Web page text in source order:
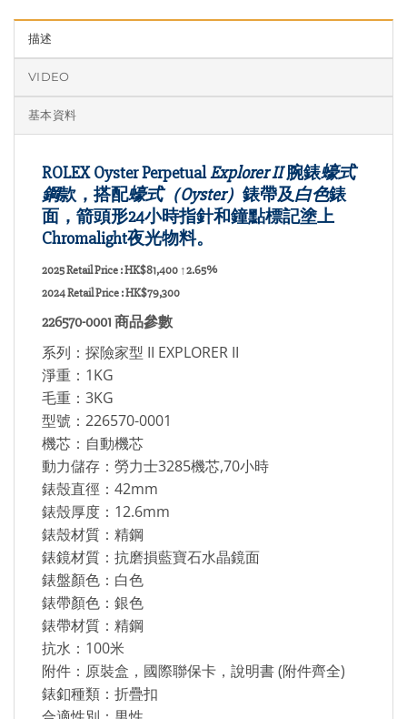
描述
VIDEO
基本資料
ROLEX Oyster PerpetualExplorer II腕錶蠔式
鋼款，搭配蠔式（Oyster） 錶帶及白色錶
面，箭頭形24小時指針和鐘點標記塗上
Chromalight夜光物料。
2025 Retail Price : HK$81,400 ↑2.65%
2024 Retail Price : HK$79,300
226570-0001 商品參數
系列：探險家型 II EXPLORER II
淨重：1KG
毛重：3KG
型號：226570-0001
機芯：自動機芯
動力儲存：勞力士3285機芯,70小時
錶殼直徑：42mm
錶殼厚度：12.6mm
錶殼材質：精鋼
錶鏡材質：抗磨損藍寶石水晶鏡面
錶盤顏色：白色
錶帶顏色：銀色
錶帶材質：精鋼
抗水：100米
附件：原裝盒，國際聯保卡，說明書 (附件齊全)
錶釦種類：折疊扣